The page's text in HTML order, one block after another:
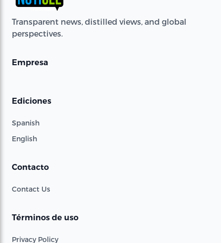
Transparent news, distilled views, and global
perspectives.
Empresa
Ediciones
Spanish
English
Contacto
Contact Us
Términos de uso
Privacy Policy